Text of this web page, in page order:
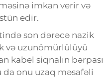
imkan verir və
edir.
son dərəcə nazik
və uzunömürlülüyü
kabel siqnalın bərpası
onu uzaq məsafəli